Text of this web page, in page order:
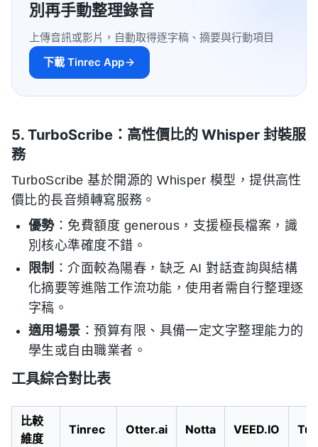
別再手動整理錄音
上傳音訊或影片，自動取得逐字稿、摘要與行動項目
下載 Tinrec App
5. TurboScribe：高性價比的 Whisper 封裝服
務
TurboScribe 基於開源的 Whisper 模型，提供高性
價比的長音頻轉寫服務。
優勢：免費額度 generous，支援極長檔案，識
別核心準確度不錯。
限制 ：介面較為陽春，缺乏 AI 對話查詢與結構
化摘要等進階工作流功能，使用者需自行整理逐
字稿。
適用場景 ：預算有限、具備一定文字整理能力的
學生或自由職業者。
工具綜合對比表
比較
維度
Tinrec Otter.ai Notta VEED.IO